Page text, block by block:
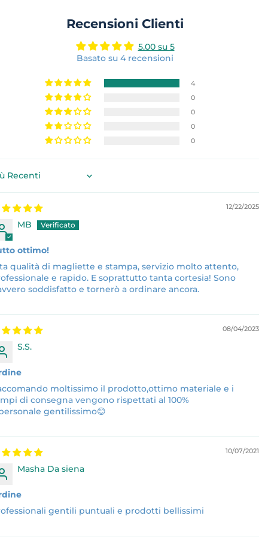
Facebook
Recensioni Clienti
5.00 su 5
Basato su 4 recensioni
4
0
0
0
0
by
12/22/2025
MB
ottimo!
qualità di magliette e stampa, servizio molto attento,
e rapido. E soprattutto tanta cortesia! Sono
soddisfatto e tornerò a ordinare ancora.
08/04/2023
S.S.
moltissimo il prodotto,ottimo materiale e i
di consegna vengono rispettati al 100%
gentilissimo😊
10/07/2021
Masha Da siena
gentili puntuali e prodotti bellissimi